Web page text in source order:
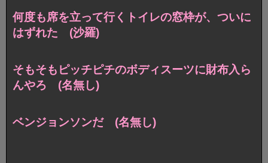
何度も席を立って行くトイレの窓枠が、ついに
はずれた (沙羅)
そもそもピッチピチのボディスーツに財布入ら
んやろ (名無し)
ベンジョンソンだ (名無し)